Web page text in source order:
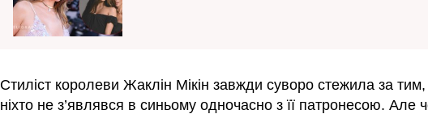
Стиліст королеви Жаклін Мікін завжди суворо стежила за
ніхто не з’являвся в синьому одночасно з її патронесою. Але